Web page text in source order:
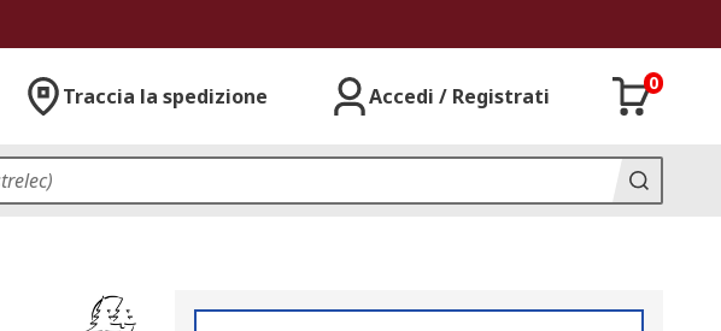
Traccia la spedizione Accedi / Registrati
0